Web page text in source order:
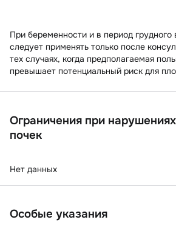
При беременности и в период грудного
следует применять только после
тех случаях, когда предполагаемая
превышает потенциальный риск для
Ограничения при
почек
Нет данных
Особые указания